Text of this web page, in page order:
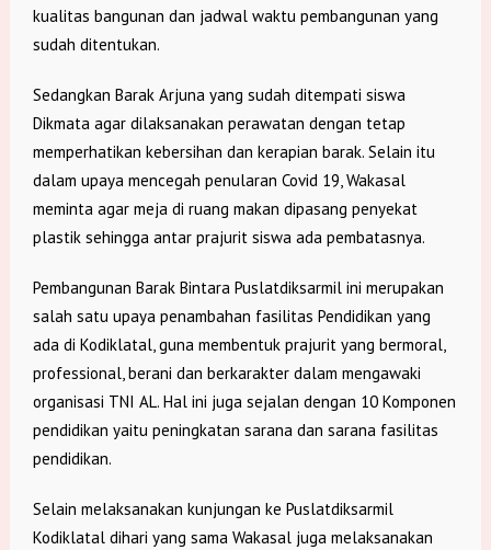
kualitas bangunan dan jadwal waktu pembangunan yang
sudah ditentukan.
Sedangkan Barak Arjuna yang sudah ditempati siswa
Dikmata agar dilaksanakan perawatan dengan tetap
memperhatikan kebersihan dan kerapian barak. Selain itu
dalam upaya mencegah penularan Covid 19, Wakasal
meminta agar meja di ruang makan dipasang penyekat
plastik sehingga antar prajurit siswa ada pembatasnya.
Pembangunan Barak Bintara Puslatdiksarmil ini merupakan
salah satu upaya penambahan fasilitas Pendidikan yang
ada di Kodiklatal, guna membentuk prajurit yang bermoral,
professional, berani dan berkarakter dalam mengawaki
organisasi TNI AL. Hal ini juga sejalan dengan 10 Komponen
pendidikan yaitu peningkatan sarana dan sarana fasilitas
pendidikan.
Selain melaksanakan kunjungan ke Puslatdiksarmil
Kodiklatal dihari yang sama Wakasal juga melaksanakan